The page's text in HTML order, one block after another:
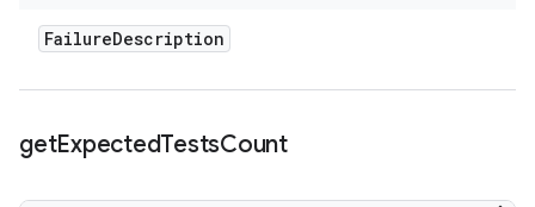
FailureDescription
getExpectedTestsCount